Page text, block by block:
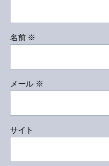
名前 ※
メール ※
サイト